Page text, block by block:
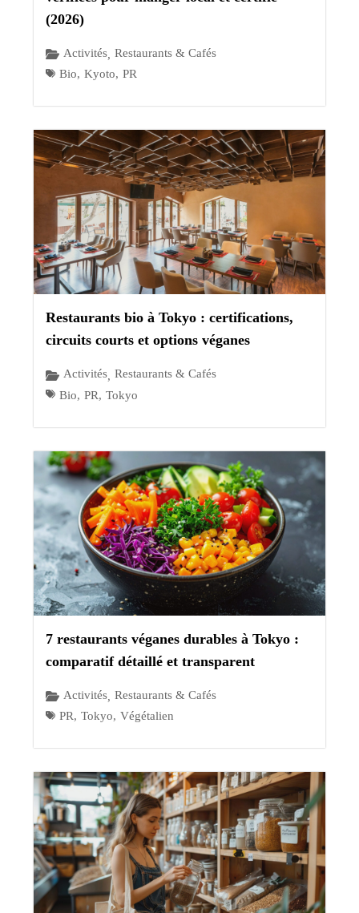
(2026)
Activités, Restaurants & Cafés
Bio, Kyoto, PR
Restaurants bio à Tokyo : certifications,
circuits courts et options véganes
Activités, Restaurants & Cafés
Bio, PR, Tokyo
7 restaurants véganes durables à Tokyo :
comparatif détaillé et transparent
Activités, Restaurants & Cafés
PR, Tokyo, Végétalien